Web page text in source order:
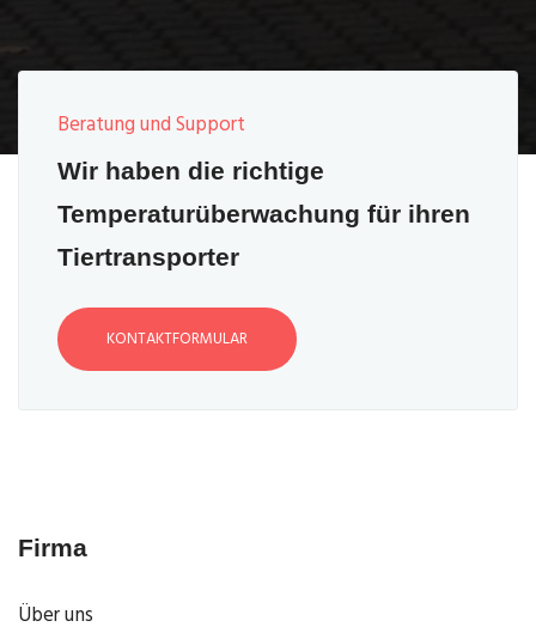
Beratung und Support
Wir haben die richtige
Temperaturüberwachung für ihren
Tiertransporter
KONTAKTFORMULAR
Firma
Über uns